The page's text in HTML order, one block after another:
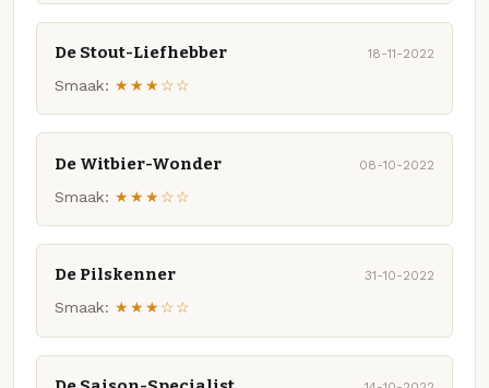
De Stout-Liefhebber 18-11-2022
Smaak: ★★★☆☆
De Witbier-Wonder 08-10-2022
Smaak: ★★★☆☆
De Pilskenner 31-10-2022
Smaak: ★★★☆☆